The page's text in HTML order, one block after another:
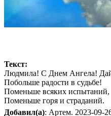
Текст:
Людмила! С Днем Ангела! Дай
Побольше радости в судьбе!
Поменьше всяких испытаний,
Поменьше горя и страданий.
Добавил(а): Артем. 2023-09-